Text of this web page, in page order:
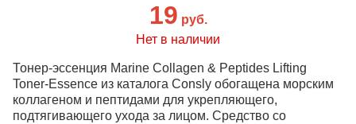
19 руб.
Нет в наличии
Тонер-эссенция Marine Collagen & Peptides Lifting
Toner-Essence из каталога Consly обогащена морским
коллагеном и пептидами для укрепляющего,
подтягивающего ухода за лицом. Средство со